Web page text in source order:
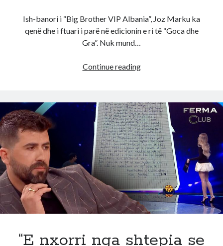
Ish-banori i “Big Brother VIP Albania”, Joz Marku ka
qenë dhe i ftuari i parë në edicionin e ri të “Goca dhe
Gra”. Nuk mund…
Continue readingRikthehet
Channel
Joz
Marku!
E
zbulon
troc
cfare
i
ka
ndodhur
Gjestin
“E nxorri nga shtepia se